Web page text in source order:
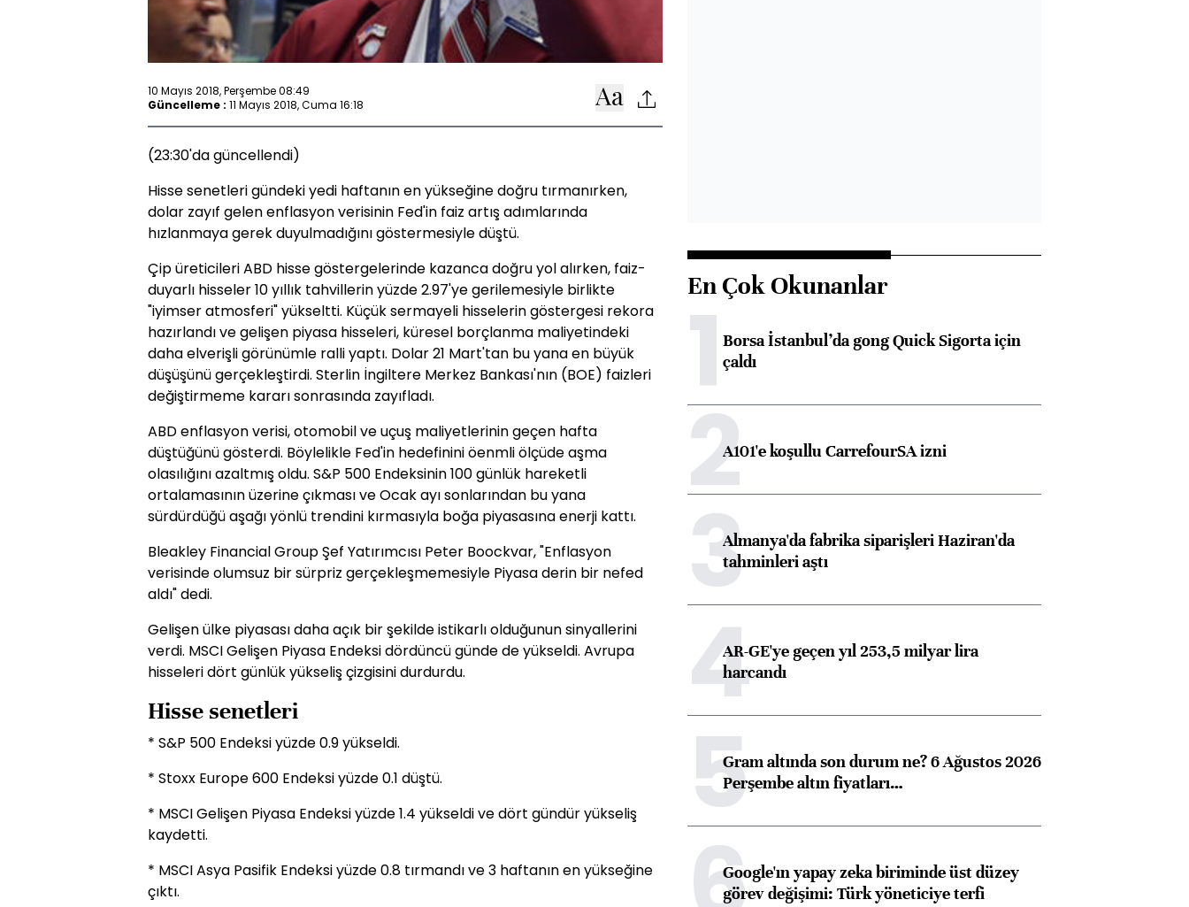
10 Mayıs 2018, Perşembe 08:49
Güncelleme : 11 Mayıs 2018, Cuma 16:18
(23:30'da güncellendi)
Hisse senetleri gündeki yedi haftanın en yükseğine doğru tırmanırken,
dolar zayıf gelen enflasyon verisinin Fed'in faiz artış adımlarında
hızlanmaya gerek duyulmadığını göstermesiyle düştü.
Çip üreticileri ABD hisse göstergelerinde kazanca doğru yol alırken, faiz-
duyarlı hisseler 10 yıllık tahvillerin yüzde 2.97'ye gerilemesiyle birlikte
"iyimser atmosferi" yükseltti. Küçük sermayeli hisselerin göstergesi rekora
hazırlandı ve gelişen piyasa hisseleri, küresel borçlanma maliyetindeki
daha elverişli görünümle ralli yaptı. Dolar 21 Mart'tan bu yana en büyük
düşüşünü gerçekleştirdi. Sterlin İngiltere Merkez Bankası'nın (BOE) faizleri
değiştirmeme kararı sonrasında zayıfladı.
ABD enflasyon verisi, otomobil ve uçuş maliyetlerinin geçen hafta
düştüğünü gösterdi. Böylelikle Fed'in hedefinini öenmli ölçüde aşma
olasılığını azaltmış oldu. S&P 500 Endeksinin 100 günlük hareketli
ortalamasının üzerine çıkması ve Ocak ayı sonlarından bu yana
sürdürdüğü aşağı yönlü trendini kırmasıyla boğa piyasasına enerji kattı.
Bleakley Financial Group Şef Yatırımcısı Peter Boockvar, "Enflasyon
verisinde olumsuz bir sürpriz gerçekleşmemesiyle Piyasa derin bir nefed
aldı" dedi.
Gelişen ülke piyasası daha açık bir şekilde istikarlı olduğunun sinyallerini
verdi. MSCI Gelişen Piyasa Endeksi dördüncü günde de yükseldi. Avrupa
hisseleri dört günlük yükseliş çizgisini durdurdu.
Hisse senetleri
* S&P 500 Endeksi yüzde 0.9 yükseldi.
* Stoxx Europe 600 Endeksi yüzde 0.1 düştü.
* MSCI Gelişen Piyasa Endeksi yüzde 1.4 yükseldi ve dört gündür yükseliş
kaydetti.
* MSCI Asya Pasifik Endeksi yüzde 0.8 tırmandı ve 3 haftanın en yükseğine
çıktı.
En Çok Okunanlar
1Borsa İstanbul’da gong Quick Sigorta için
çaldı
2A101'e koşullu CarrefourSA izni
3Almanya'da fabrika siparişleri Haziran'da
tahminleri aştı
4AR-GE'ye geçen yıl 253,5 milyar lira
harcandı
5Gram altında son durum ne? 6 Ağustos 2026
Perşembe altın fiyatları…
Google'ın yapay zeka biriminde üst düzey
görev değişimi: Türk yöneticiye terfi